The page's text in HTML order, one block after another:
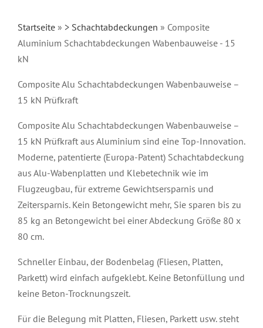
Startseite » > Schachtabdeckungen » Composite
Aluminium Schachtabdeckungen Wabenbauweise - 15
kN
Composite Alu Schachtabdeckungen Wabenbauweise –
15 kN Prüfkraft
Composite Alu Schachtabdeckungen Wabenbauweise –
15 kN Prüfkraft aus Aluminium sind eine Top-Innovation.
Moderne, patentierte (Europa-Patent) Schachtabdeckung
aus Alu-Wabenplatten und Klebetechnik wie im
Flugzeugbau, für extreme Gewichtsersparnis und
Zeitersparnis. Kein Betongewicht mehr, Sie sparen bis zu
85 kg an Betongewicht bei einer Abdeckung Größe 80 x
80 cm.
Schneller Einbau, der Bodenbelag (Fliesen, Platten,
Parkett) wird einfach aufgeklebt. Keine Betonfüllung und
keine Beton-Trocknungszeit.
Für die Belegung mit Platten, Fliesen, Parkett usw. steht